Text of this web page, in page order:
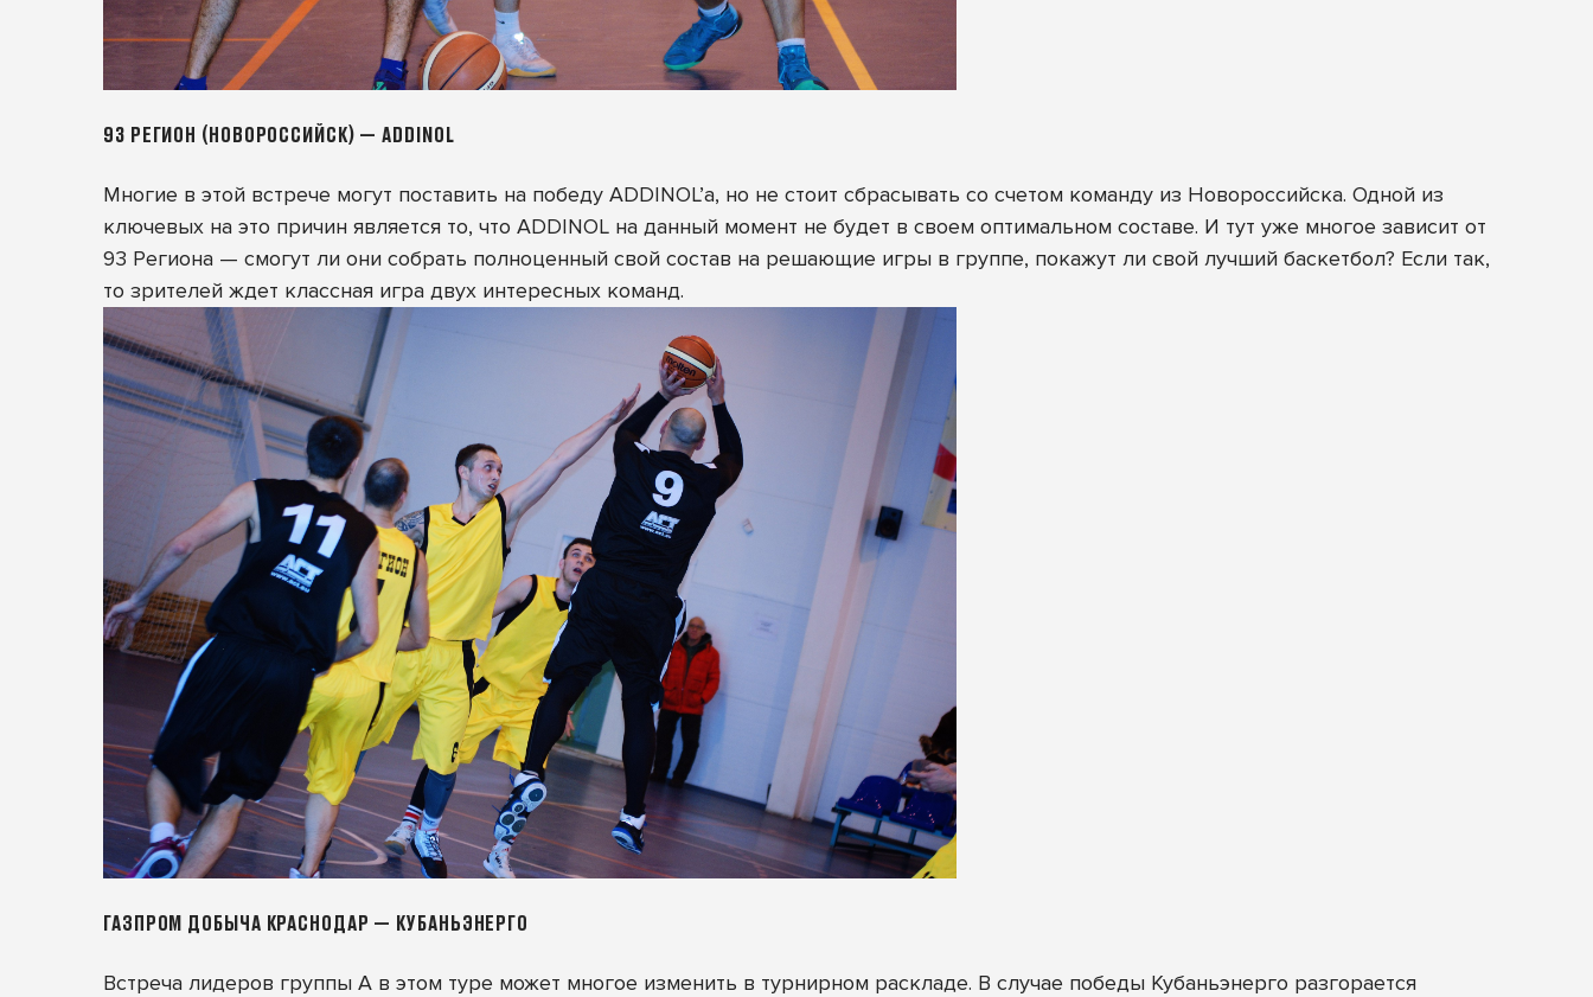
93 РЕГИОН (НОВОРОССИЙСК) — ADDINOL
Многие в этой встрече могут поставить на победу ADDINOL’а, но не стоит сбрасывать со счетом команду из Новороссийска. Одной из
ключевых на это причин является то, что ADDINOL на данный момент не будет в своем оптимальном составе. И тут уже многое зависит от
93 Региона — смогут ли они собрать полноценный свой состав на решающие игры в группе, покажут ли свой лучший баскетбол? Если так,
то зрителей ждет классная игра двух интересных команд.
ГАЗПРОМ ДОБЫЧА КРАСНОДАР — КУБАНЬЭНЕРГО
Встреча лидеров группы А в этом туре может многое изменить в турнирном раскладе. В случае победы Кубаньэнерго разгорается